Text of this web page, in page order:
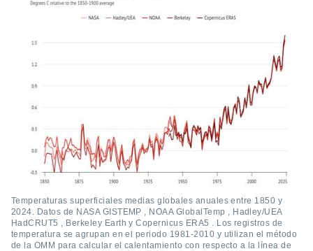
Temperaturas superficiales medias globales anuales entre 1850 y
2024. Datos de NASA GISTEMP , NOAA GlobalTemp , Hadley/UEA
HadCRUT5 , Berkeley Earth y Copernicus ERA5 . Los registros de
temperatura se agrupan en el periodo 1981-2010 y utilizan el método
de la OMM para calcular el calentamiento con respecto a la línea de